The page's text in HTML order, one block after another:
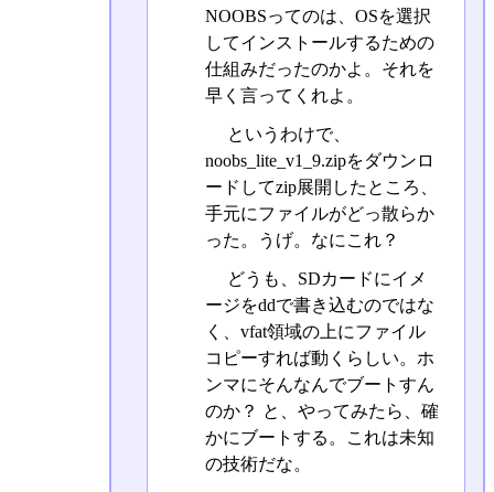
NOOBSってのは、OSを選択
してインストールするための
仕組みだったのかよ。それを
早く言ってくれよ。
というわけで、
noobs_lite_v1_9.zipをダウンロ
ードしてzip展開したところ、
手元にファイルがどっ散らか
った。うげ。なにこれ？
どうも、SDカードにイメ
ージをddで書き込むのではな
く、vfat領域の上にファイル
コピーすれば動くらしい。ホ
ンマにそんなんでブートすん
のか？ と、やってみたら、確
かにブートする。これは未知
の技術だな。